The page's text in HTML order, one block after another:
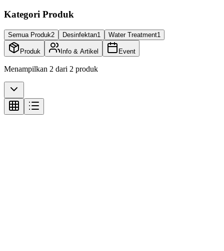
Kategori Produk
Semua Produk2 Desinfektan1 Water Treatment1
Produk Info & Artikel Event
Menampilkan 2 dari 2 produk